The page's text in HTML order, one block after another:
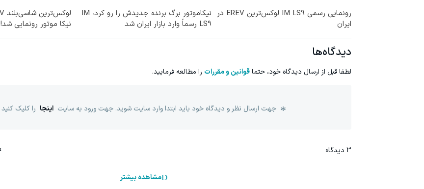
رونمایی رسمی IM LS9 لوکس‌ترین EREV در
ایران
نیکاموتور برگ برنده جدیدش را رو کرد، IM
LS9 رسماً وارد بازار ایران شد
نیکا موتور رونمایی شد!
دیدگاه‌ها
لطفا قبل از ارسال دیدگاه خود، حتماقوانین و مقررات را مطالعه فرمایید.
جهت ارسال نظر و دیدگاه خود باید ابتدا وارد سایت شوید. جهت ورود به سایت اینجا را کلیک کنید
3 دیدگاه
مشاهده بیشتر